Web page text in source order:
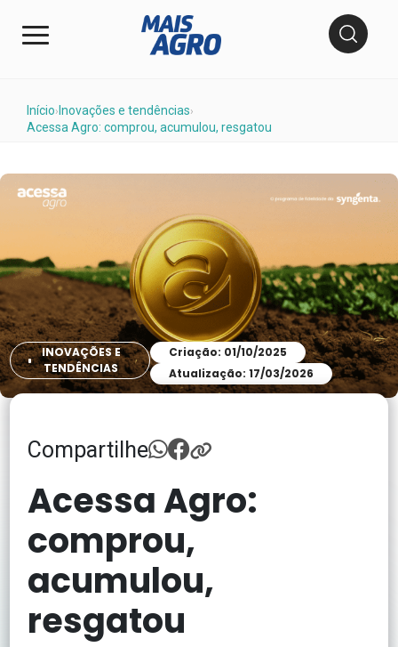
Início› Inovações e tendências›
Acessa Agro: comprou, acumulou, resgatou
INOVAÇÕES E
TENDÊNCIAS
Criação: 01/10/2025
Atualização: 17/03/2026
Compartilhe
Acessa Agro:
comprou,
acumulou,
resgatou